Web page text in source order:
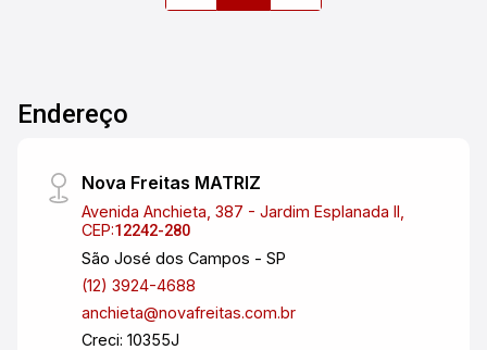
Endereço
Nova Freitas MATRIZ
Avenida Anchieta, 387 - Jardim Esplanada II,
CEP:12242-280
São José dos Campos - SP
(12) 3924-4688
anchieta@novafreitas.com.br
Creci: 10355J